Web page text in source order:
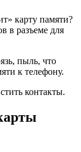
карту памяти?
в разъеме для
пыль, что
к телефону.
контакты.